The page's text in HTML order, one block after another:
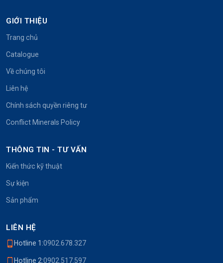
GIỚI THIỆU
Trang chủ
Catalogue
Về chúng tôi
Liên hệ
Chính sách quyền riêng tư
Conflict Minerals Policy
THÔNG TIN - TƯ VẤN
Kiến thức kỹ thuật
Sự kiện
Sản phẩm
LIÊN HỆ
Hotline 1:0902.678.327
Hotline 2:0902.517.597